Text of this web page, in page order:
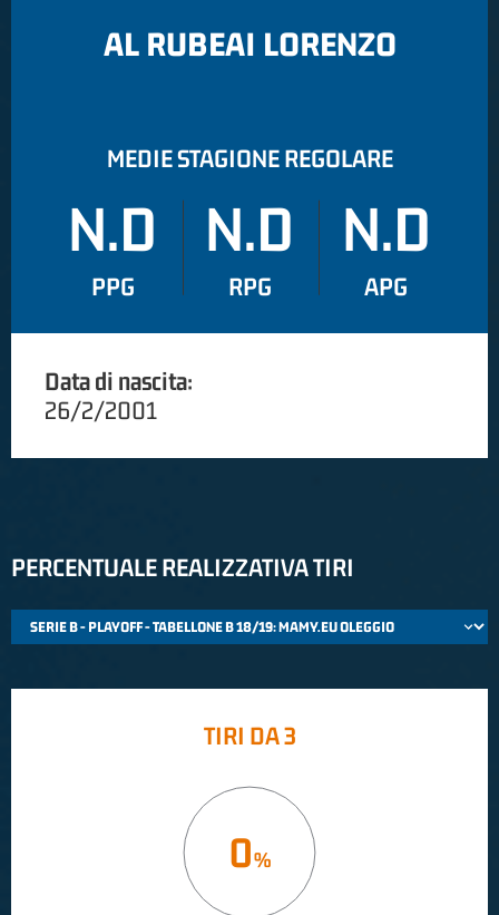
AL RUBEAI LORENZO
MEDIE STAGIONE REGOLARE
N.D
PPG
N.D
RPG
N.D
APG
Data di nascita:
26/2/2001
PERCENTUALE REALIZZATIVA TIRI
TIRI DA 3
0